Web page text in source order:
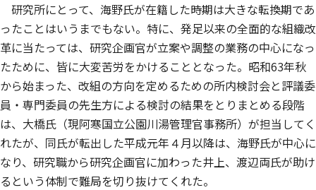
研究所にとって、海野氏が在籍した時期は大きな転換期であ
ったことはいうまでもない。特に、発足以来の全面的な組織改
革に当たっては、研究企画官が立案や調整の業務の中心になっ
たために、皆に大変苦労をかけることとなった。昭和63年秋
から始まった、改組の方向を定めるための所内検討会と評議委
員・専門委員の先生方による検討の結果をとりまとめる段階
は、大橋氏（現阿寒国立公園川湯管理官事務所）が担当してく
れたが、同氏が転出した平成元年４月以降は、海野氏が中心に
なり、研究職から研究企画官に加わった井上、渡辺両氏が助け
るという体制で難局を切り抜けてくれた。